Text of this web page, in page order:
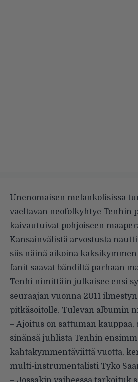
Unenomaisen melankolisissa
vaeltavan neofolkyhtye Tenhin
kaivautuivat pohjoiseen
Kansainvälistä arvostusta
siis näinä aikoina
fanit saavat bändiltä parhaan
Tenhi nimittäin julkaisee ensi
seuraajan vuonna 2011
pitkäsoitolle. Tulevan albumin
– Ajoitus on sattuman kauppaa,
sinänsä juhlista Tenhin
kahtakymmentäviittä vuotta,
multi-instrumentalisti Tyko